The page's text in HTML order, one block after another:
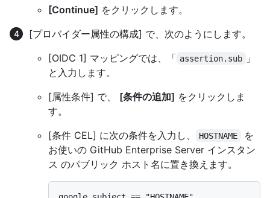
[Continue] をクリックします。
[プロバイダー属性の構成] で、次のようにします。
[OIDC 1] マッピングでは、「 assertion.sub
」
と入力します。
[属性条件] で、 [条件の追加] をクリックしま
す。
[条件 CEL] に次の条件を入力し、
HOSTNAME
を
お使いの GitHub Enterprise Server インスタン
ス のパブリック ホスト名に置き換えます。